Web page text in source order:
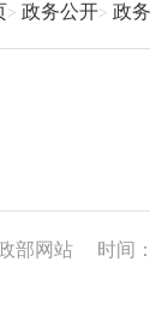
政务公开 政
部网站 时间